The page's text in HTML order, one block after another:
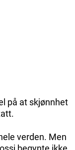
på at skjønnhet
verden. Men